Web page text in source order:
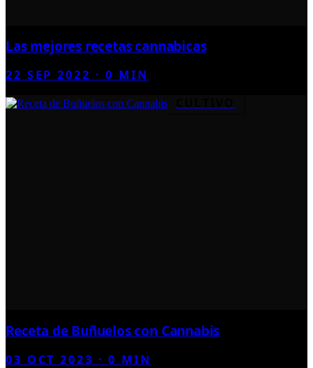
Las mejores recetas cannabicas
22 SEP 2022 ·0 MIN
Receta de Buñuelos con Cannabis
03 OCT 2023 ·0 MIN